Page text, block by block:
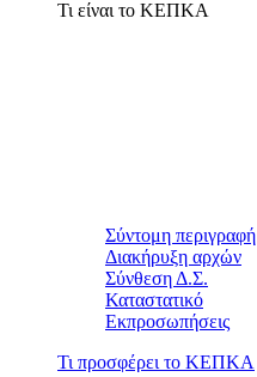
Τι είναι το ΚΕΠΚΑ
Σύντομη περιγραφή
Διακήρυξη αρχών
Σύνθεση Δ.Σ.
Καταστατικό
Εκπροσωπήσεις
Τι προσφέρει το ΚΕΠΚΑ